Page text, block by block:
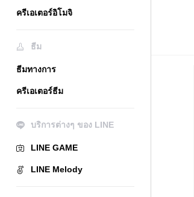
ครีเอเตอร์อิโมจิ
ธีม
ธีมทางการ
ครีเอเตอร์ธีม
บริการต่างๆ ของ LINE
LINE GAME
LINE Melody